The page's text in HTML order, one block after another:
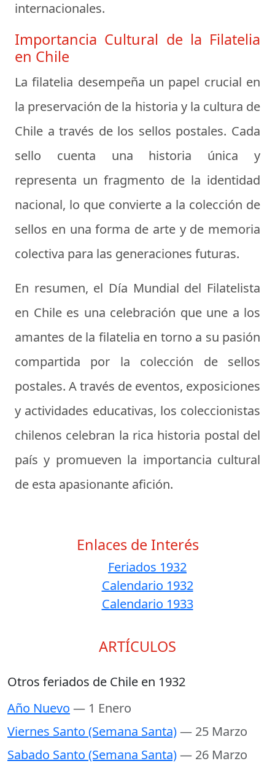
internacionales.
Importancia Cultural de la Filatelia
en Chile
La filatelia desempeña un papel crucial en
la preservación de la historia y la cultura de
Chile a través de los sellos postales. Cada
sello cuenta una historia única y
representa un fragmento de la identidad
nacional, lo que convierte a la colección de
sellos en una forma de arte y de memoria
colectiva para las generaciones futuras.
En resumen, el Día Mundial del Filatelista
en Chile es una celebración que une a los
amantes de la filatelia en torno a su pasión
compartida por la colección de sellos
postales. A través de eventos, exposiciones
y actividades educativas, los coleccionistas
chilenos celebran la rica historia postal del
país y promueven la importancia cultural
de esta apasionante afición.
Enlaces de Interés
Feriados 1932
Calendario 1932
Calendario 1933
ARTÍCULOS
Otros feriados de Chile en 1932
Año Nuevo — 1 Enero
Viernes Santo (Semana Santa)— 25 Marzo
Sabado Santo (Semana Santa)— 26 Marzo